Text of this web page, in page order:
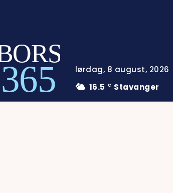
365
lørdag, 8 august, 2026
16.5
C Stavanger